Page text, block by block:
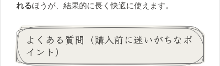
れるほうが、結果的に長く快適に使えます。
よくある質問（購入前に迷いがちなポ
イント）